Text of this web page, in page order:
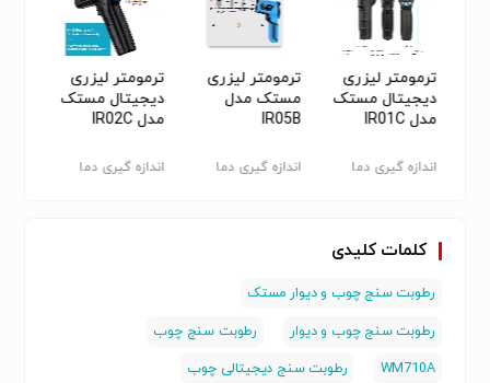
ترمومتر لیزری
دیجیتال مستک
مدل IR01C
اندازه گیری دما
ترمومتر لیزری
مستک مدل
IR05B
اندازه گیری دما
ترمومتر لیزری
دیجیتال مستک
مدل IR02C
اندازه گیری دما
کلمات کلیدی
رطوبت سنج چوب و دیوار مستک
رطوبت سنج چوب و دیوار
رطوبت سنج چوب
WM710A
رطوبت سنج دیجیتالی چوب